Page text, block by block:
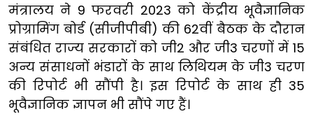
मंत्रालय ने 9 फरवरी 2023 को केंद्रीय भूवैज्ञानिक
प्रोग्रामिंग बोर्ड (सीजीपीबी) की 62वीं बैठक के दौरान
संबंधित राज्य सरकारों को जी2 और जी3 चरणों में 15
अन्य संसाधनों भंडारों के साथ लिथियम के जी3 चरण
की रिपोर्ट भी सौंपी है। इस रिपोर्ट के साथ ही 35
भूवैज्ञानिक ज्ञापन भी सौंपे गए हैं।